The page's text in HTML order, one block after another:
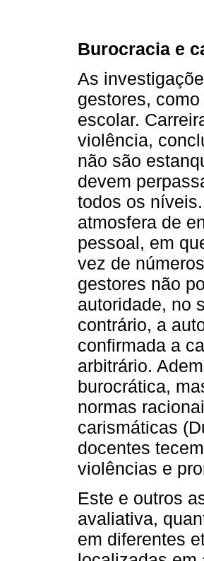
Burocracia e
As
gestores,
escolar.
violência,
não são
devem
todos os
atmosfera de
pessoal, em
vez de
gestores não
autoridade, no
contrário, a
confirmada a
arbitrário.
burocrática,
normas
carismáticas
docentes
violências e
Este e outros
avaliativa,
em diferentes